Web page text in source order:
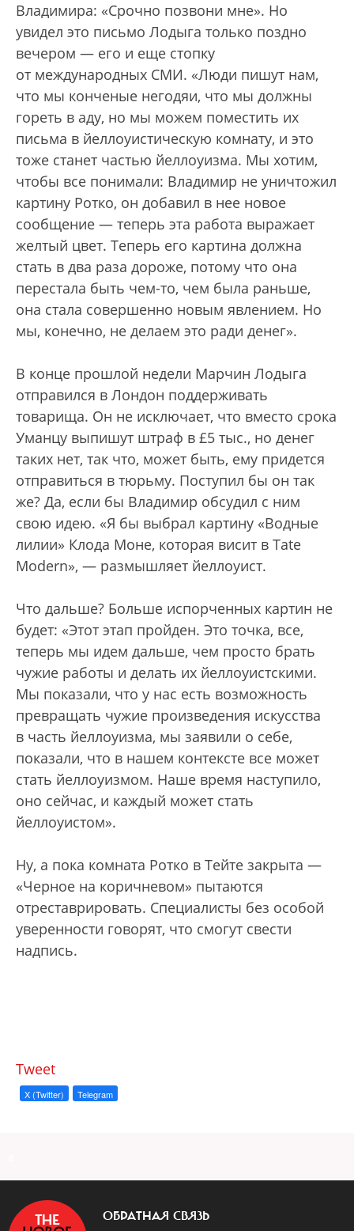
Владимира: «Срочно позвони мне». Но
увидел это письмо Лодыга только поздно
вечером — его и еще стопку
от международных СМИ. «Люди пишут нам,
что мы конченые негодяи, что мы должны
гореть в аду, но мы можем поместить их
письма в йеллоуистическую комнату, и это
тоже станет частью йеллоуизма. Мы хотим,
чтобы все понимали: Владимир не уничтожил
картину Ротко, он добавил в нее новое
сообщение — теперь эта работа выражает
желтый цвет. Теперь его картина должна
стать в два раза дороже, потому что она
перестала быть чем-то, чем была раньше,
она стала совершенно новым явлением. Но
мы, конечно, не делаем это ради денег».
В конце прошлой недели Марчин Лодыга
отправился в Лондон поддерживать
товарища. Он не исключает, что вместо срока
Уманцу выпишут штраф в £5 тыс., но денег
таких нет, так что, может быть, ему придется
отправиться в тюрьму. Поступил бы он так
же? Да, если бы Владимир обсудил с ним
свою идею. «Я бы выбрал картину «Водные
лилии» Клода Моне, которая висит в Tate
Modern», — размышляет йеллоуист.
Что дальше? Больше испорченных картин не
будет: «Этот этап пройден. Это точка, все,
теперь мы идем дальше, чем просто брать
чужие работы и делать их йеллоуистскими.
Мы показали, что у нас есть возможность
превращать чужие произведения искусства
в часть йеллоуизма, мы заявили о себе,
показали, что в нашем контексте все может
стать йеллоуизмом. Наше время наступило,
оно сейчас, и каждый может стать
йеллоуистом».
Ну, а пока комната Ротко в Тейте закрыта —
«Черное на коричневом» пытаются
отреставрировать. Специалисты без особой
уверенности говорят, что смогут свести
надпись.
Tweet
X (Twitter) Telegram
ОБРАТНАЯ СВЯЗЬ